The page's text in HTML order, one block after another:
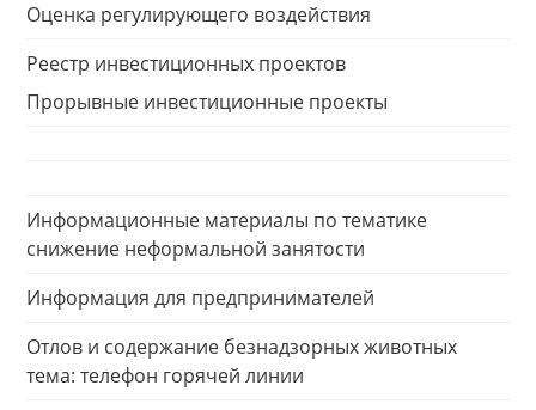
Оценка регулирующего воздействия
Реестр инвестиционных проектов
Прорывные инвестиционные проекты
Информационные материалы по тематике
снижение неформальной занятости
Информация для предпринимателей
Отлов и содержание безнадзорных животных
тема: телефон горячей линии